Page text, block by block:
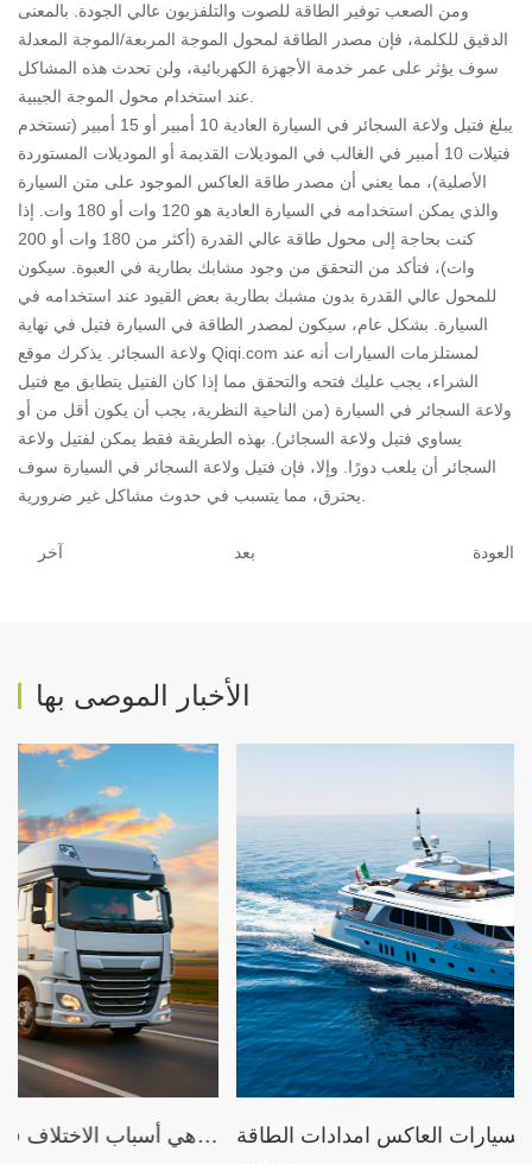
ومن الصعب توفير الطاقة للصوت والتلفزيون عالي الجودة. بالمعنى
الدقيق للكلمة، فإن مصدر الطاقة لمحول الموجة المربعة/الموجة المعدلة
سوف يؤثر على عمر خدمة الأجهزة الكهربائية، ولن تحدث هذه المشاكل
يبلغ فتيل ولاعة السجائر في السيارة العادية 10 أمبير أو 15 أمبير (تستخدم
فتيلات 10 أمبير في الغالب في الموديلات القديمة أو الموديلات المستوردة
الأصلية)، مما يعني أن مصدر طاقة العاكس الموجود على متن السيارة
والذي يمكن استخدامه في السيارة العادية هو 120 وات أو 180 وات. إذا
كنت بحاجة إلى محول طاقة عالي القدرة (أكثر من 180 وات أو 200
وات)، فتأكد من التحقق من وجود مشابك بطارية في العبوة. سيكون
للمحول عالي القدرة بدون مشبك بطارية بعض القيود عند استخدامه في
السيارة. بشكل عام، سيكون لمصدر الطاقة في السيارة فتيل في نهاية
ولاعة السجائر. يذكرك موقع Qiqi.com لمستلزمات السيارات أنه عند
الشراء، يجب عليك فتحه والتحقق مما إذا كان الفتيل يتطابق مع فتيل
ولاعة السجائر في السيارة (من الناحية النظرية، يجب أن يكون أقل من أو
يساوي فتيل ولاعة السجائر). بهذه الطريقة فقط يمكن لفتيل ولاعة
السجائر أن يلعب دورًا. وإلا، فإن فتيل ولاعة السجائر في السيارة سوف
آخر بعد العودة
الأخبار الموصى بها
تطبيق السيارات العاكس امدادات الطاقة